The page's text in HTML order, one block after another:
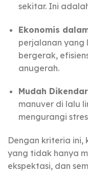
sekitar. Ini
Ekonomis
perjalanan yang
bergerak,
anugerah.
Mudah
manuver di lalu
mengurangi
Dengan kriteria ini,
yang tidak hanya
ekspektasi, dan